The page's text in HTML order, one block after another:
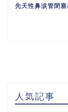
先天性鼻涙管閉
人気記事